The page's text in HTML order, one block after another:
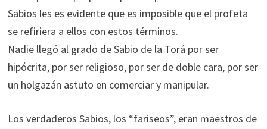
Sabios les es evidente que es imposible que el profeta
se refiriera a ellos con estos términos.
Nadie llegó al grado de Sabio de la Torá por ser
hipócrita, por ser religioso, por ser de doble cara, por ser
un holgazán astuto en comerciar y manipular.
Los verdaderos Sabios, los “fariseos”, eran maestros de